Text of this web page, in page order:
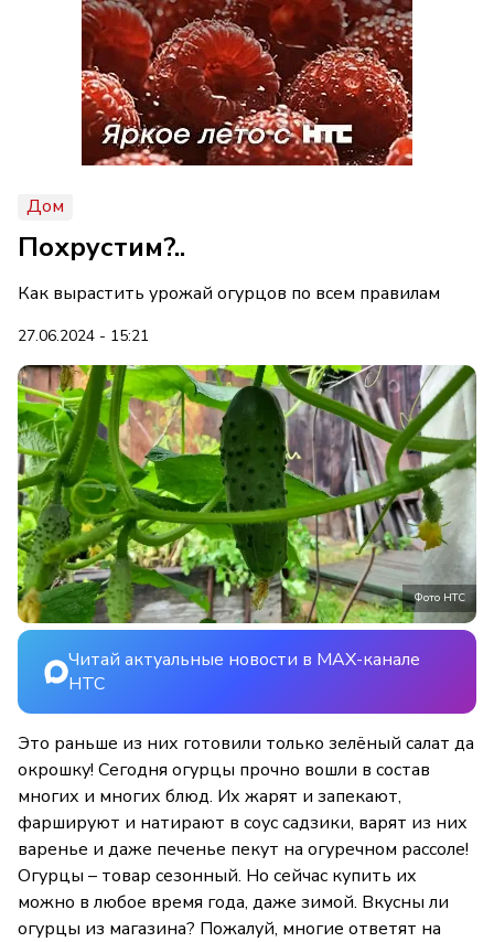
Дом
Похрустим?..
Как вырастить урожай огурцов по всем правилам
27.06.2024 - 15:21
Фото НТС
Читай актуальные новости в MAX-канале
НТС
Это раньше из них готовили только зелёный салат да
окрошку! Сегодня огурцы прочно вошли в состав
многих и многих блюд. Их жарят и запекают,
фаршируют и натирают в соус садзики, варят из них
варенье и даже печенье пекут на огуречном рассоле!
Огурцы – товар сезонный. Но сейчас купить их
можно в любое время года, даже зимой. Вкусны ли
огурцы из магазина? Пожалуй, многие ответят на